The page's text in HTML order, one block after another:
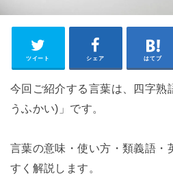
ツイート シェア はてブ
今回ご紹介する言葉は、四字熟
うふかい)」です。
言葉の意味・使い方・類義語・
すく解説します。